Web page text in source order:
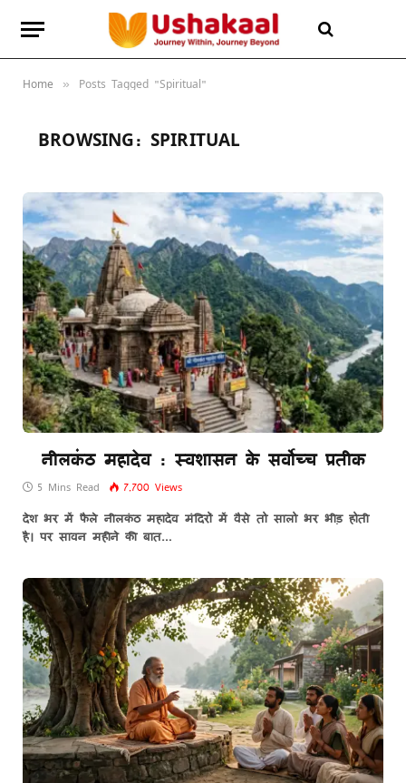
Home » Posts Tagged "Spiritual"
BROWSING: SPIRITUAL
नीलकंठ महादेव : स्वशासन के सर्वोच्च प्रतीक
5 Mins Read 7,700 Views
देश भर में फैले नीलकंठ महादेव मंदिरों में वैसे तो सालो भर भीड़ होती
है। पर सावन महीने की बात…